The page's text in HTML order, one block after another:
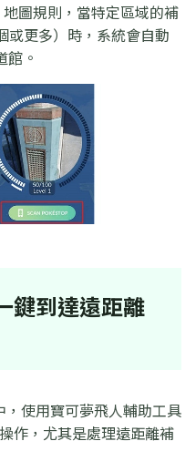
圖規則，當特定區域的補
或更多）時，系統會自動
館。
鍵到達遠距離
使用寶可夢飛人輔助工具
作，尤其是處理遠距離補